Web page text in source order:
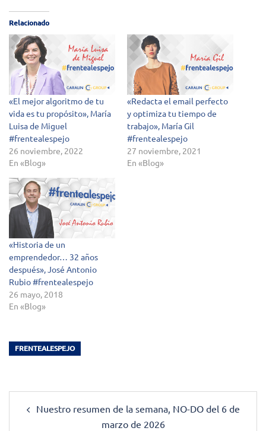
Relacionado
«El mejor algoritmo de tu
vida es tu propósito», María
Luisa de Miguel
#frentealespejo
26 noviembre, 2022
En «Blog»
«Redacta el email perfecto
y optimiza tu tiempo de
trabajo», María Gil
#frentealespejo
27 noviembre, 2021
En «Blog»
«Historia de un
emprendedor… 32 años
después», José Antonio
Rubio #frentealespejo
26 mayo, 2018
En «Blog»
FRENTEALESPEJO
navigation
Nuestro resumen de la semana, NO-DO del 6 de
marzo de 2026